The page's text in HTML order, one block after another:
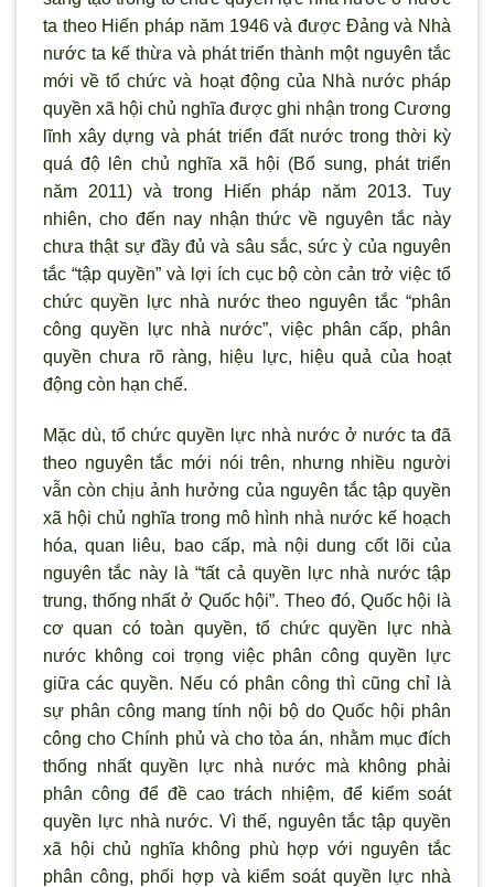
ta theo Hiến pháp năm 1946 và được Đảng và Nhà
nước ta kế thừa và phát triển thành một nguyên tắc
mới về tổ chức và hoạt động của Nhà nước pháp
quyền xã hội chủ nghĩa được ghi nhận trong Cương
lĩnh xây dựng và phát triển đất nước trong thời kỳ
quá độ lên chủ nghĩa xã hội (Bổ sung, phát triển
năm 2011) và trong Hiến pháp năm 2013. Tuy
nhiên, cho đến nay nhận thức về nguyên tắc này
chưa thật sự đầy đủ và sâu sắc, sức ỳ của nguyên
tắc “tập quyền” và lợi ích cục bộ còn cản trở việc tổ
chức quyền lực nhà nước theo nguyên tắc “phân
công quyền lực nhà nước”, việc phân cấp, phân
quyền chưa rõ ràng, hiệu lực, hiệu quả của hoạt
động còn hạn chế.
Mặc dù, tổ chức quyền lực nhà nước ở nước ta đã
theo nguyên tắc mới nói trên, nhưng nhiều người
vẫn còn chịu ảnh hưởng của nguyên tắc tập quyền
xã hội chủ nghĩa trong mô hình nhà nước kế hoạch
hóa, quan liêu, bao cấp, mà nội dung cốt lõi của
nguyên tắc này là “tất cả quyền lực nhà nước tập
trung, thống nhất ở Quốc hội”. Theo đó, Quốc hội là
cơ quan có toàn quyền, tổ chức quyền lực nhà
nước không coi trọng việc phân công quyền lực
giữa các quyền. Nếu có phân công thì cũng chỉ là
sự phân công mang tính nội bộ do Quốc hội phân
công cho Chính phủ và cho tòa án, nhằm mục đích
thống nhất quyền lực nhà nước mà không phải
phân công để đề cao trách nhiệm, để kiểm soát
quyền lực nhà nước. Vì thế, nguyên tắc tập quyền
xã hội chủ nghĩa không phù hợp với nguyên tắc
phân công, phối hợp và kiểm soát quyền lực nhà